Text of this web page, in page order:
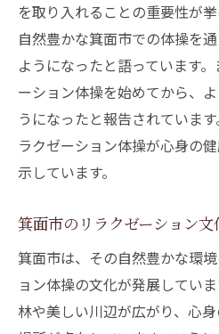
心身の疲労回復に効
呼吸法と心のリフレ
日常生活に活かせる
箕面市ならではの豊かな
ンの融合
箕面市の自然を活か
豊かな緑がもたらす
箕面市の自然スポ
ーション
季節ごとのリラクゼ
を取り入れることの重要性が挙
自然豊かな箕面市での体操を
ようになったと語っています
ーション体操を始めてから、
うになったと報告されていま
ラクゼーション体操が心身の
示しています。
箕面市のリラクゼーション文
箕面市は、その自然豊かな環
ョン体操の文化が発展してい
林や美しい川辺が広がり、心